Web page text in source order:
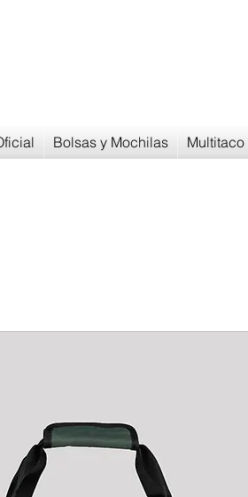
Bolsas y Mochilas Multitaco